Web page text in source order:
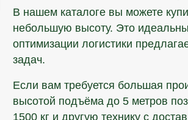
В нашем каталоге вы можете
небольшую высоту. Это
оптимизации логистики
задач.
Если вам требуется большая
высотой подъёма до 5 метров
1500 кг и другую технику с